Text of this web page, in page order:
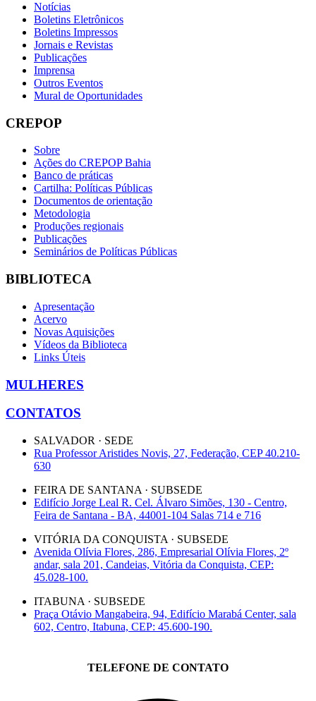
Notícias
Boletins Eletrônicos
Boletins Impressos
Jornais e Revistas
Publicações
Imprensa
Outros Eventos
Mural de Oportunidades
CREPOP
Sobre
Ações do CREPOP Bahia
Banco de práticas
Cartilha: Políticas Públicas
Documentos de orientação
Metodologia
Produções regionais
Publicações
Seminários de Políticas Públicas
BIBLIOTECA
Apresentação
Acervo
Novas Aquisições
Vídeos da Biblioteca
Links Úteis
MULHERES
CONTATOS
SALVADOR · SEDE
Rua Professor Aristides Novis, 27, Federação, CEP 40.210-
630
FEIRA DE SANTANA · SUBSEDE
Edifício Jorge Leal R. Cel. Álvaro Simões, 130 - Centro,
Feira de Santana - BA, 44001-104 Salas 714 e 716
VITÓRIA DA CONQUISTA · SUBSEDE
Avenida Olívia Flores, 286, Empresarial Olívia Flores, 2º
andar, sala 201, Candeias, Vitória da Conquista, CEP:
45.028-100.
ITABUNA · SUBSEDE
Praça Otávio Mangabeira, 94, Edifício Marabá Center, sala
602, Centro, Itabuna, CEP: 45.600-190.
TELEFONE DE CONTATO